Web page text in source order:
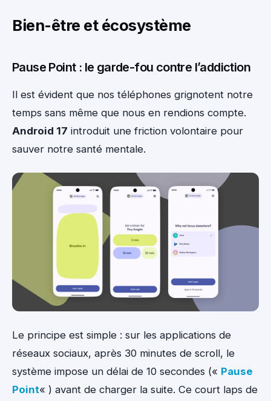
Bien-être et écosystème
Pause Point : le garde-fou contre l’addiction
Il est évident que nos téléphones grignotent notre
temps sans même que nous en rendions compte.
Android 17 introduit une friction volontaire pour
sauver notre santé mentale.
Le principe est simple : sur les applications de
réseaux sociaux, après 30 minutes de scroll, le
système impose un délai de 10 secondes (« Pause
Point« ) avant de charger la suite. Ce court laps de